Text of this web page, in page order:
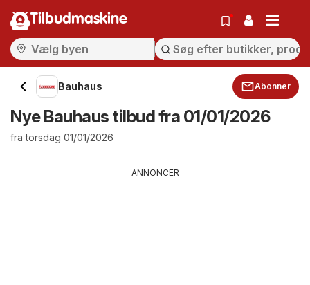
Tilbudmaskine
Bauhaus Abonner
Nye Bauhaus tilbud fra 01/01/2026
fra torsdag 01/01/2026
ANNONCER